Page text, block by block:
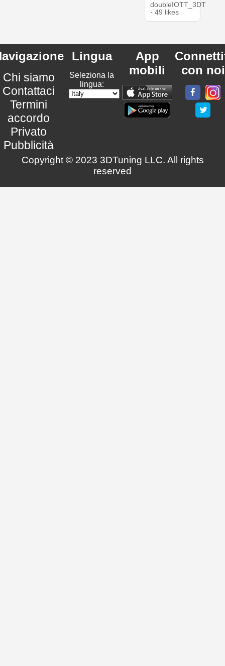
doubleIOTT_3DT
· 49 likes
Chi siamo
Contattaci
Termini
accordo
Privato
Pubblicità
Lingua
Seleziona la
lingua:
App
mobili
con noi
Copyright © 2023 3DTuning LLC. All rights
reserved